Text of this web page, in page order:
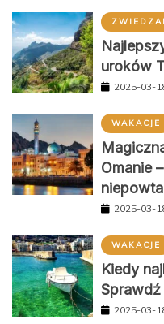
uroków
2025-03-
WAKACJE
Omanie
2025-03-
WAKACJE
Kiedy
2025-03-